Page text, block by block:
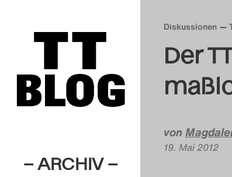
– ARCHIV –
Diskussionen
Der
von
19. Mai 2012